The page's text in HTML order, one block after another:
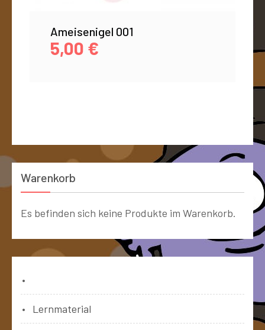
Ameisenigel 001
5,00 €
Warenkorb
Es befinden sich keine Produkte im Warenkorb.
Lernmaterial